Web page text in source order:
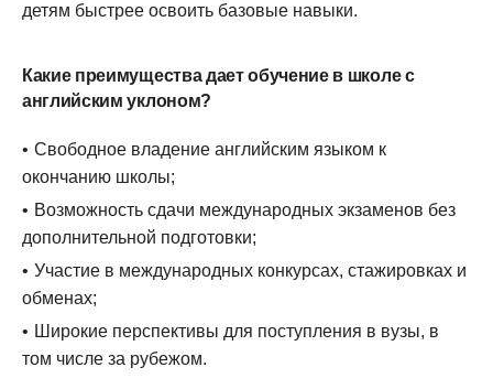
детям быстрее освоить базовые навыки.
Какие преимущества дает обучение в школе с
английским уклоном?
Свободное владение английским языком к
окончанию школы;
Возможность сдачи международных экзаменов без
дополнительной подготовки;
Участие в международных конкурсах, стажировках и
обменах;
Широкие перспективы для поступления в вузы, в
том числе за рубежом.